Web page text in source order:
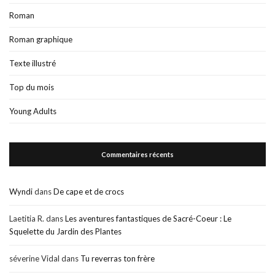
Roman
Roman graphique
Texte illustré
Top du mois
Young Adults
Commentaires récents
WyndidansDe cape et de crocs
Laetitia R. dansLes aventures fantastiques de Sacré-Coeur : Le
Squelette du Jardin des Plantes
séverine Vidal dans Tu reverras ton frère